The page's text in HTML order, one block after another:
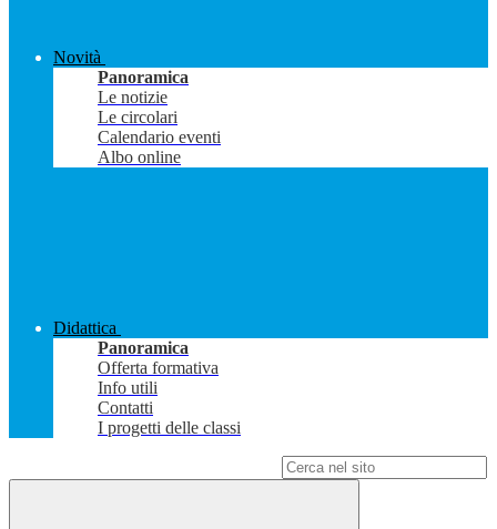
Novità
Panoramica
Le notizie
Le circolari
Calendario eventi
Albo online
Didattica
Panoramica
Offerta formativa
Info utili
Contatti
I progetti delle classi